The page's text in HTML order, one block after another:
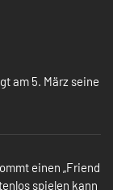
am 5. März seine
einen „Friend
spielen kann